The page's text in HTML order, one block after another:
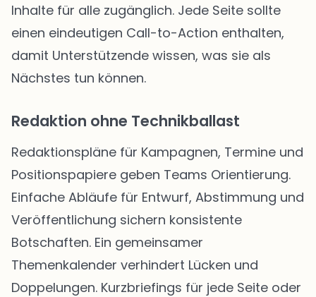
Inhalte für alle zugänglich. Jede Seite sollte
einen eindeutigen Call-to-Action enthalten,
damit Unterstützende wissen, was sie als
Nächstes tun können.
Redaktion ohne Technikballast
Redaktionspläne für Kampagnen, Termine und
Positionspapiere geben Teams Orientierung.
Einfache Abläufe für Entwurf, Abstimmung und
Veröffentlichung sichern konsistente
Botschaften. Ein gemeinsamer
Themenkalender verhindert Lücken und
Doppelungen. Kurzbriefings für jede Seite oder